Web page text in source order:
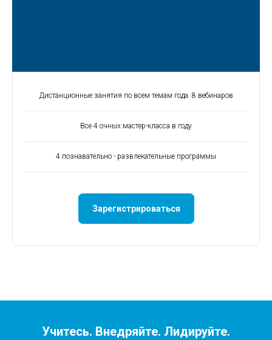
Дистанционные занятия по всем темам года. 8 вебинаров
Все 4 очных мастер-класса в году
4 познавательно - развлекательные программы
Зарегистрироваться
Учитесь. Внедряйте. Лидируйте.